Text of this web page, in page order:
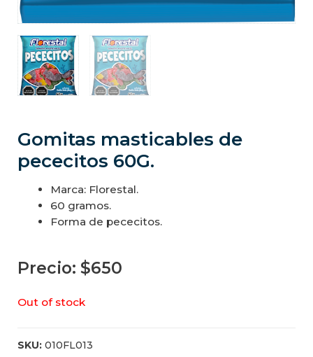
Gomitas masticables de
pececitos 60G.
Marca: Florestal.
60 gramos.
Forma de pececitos.
Precio: $650
Out of stock
SKU: 010FL013